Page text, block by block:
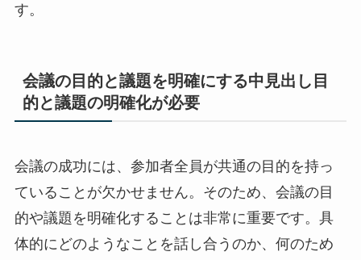
す。
会議の目的と議題を明確にする中見出し目
的と議題の明確化が必要
会議の成功には、参加者全員が共通の目的を持っ
ていることが欠かせません。そのため、会議の目
的や議題を明確化することは非常に重要です。具
体的にどのようなことを話し合うのか、何のため